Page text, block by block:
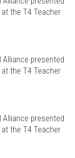
the T4 Teacher
Alliance presented
the T4 Teacher
Alliance presented
the T4 Teacher